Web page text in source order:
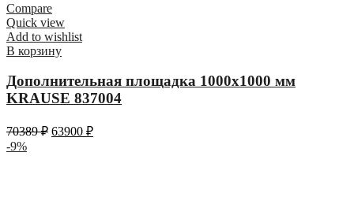
Compare
Quick view
Add to wishlist
В корзину
Дополнительная площадка 1000х1000 мм
KRAUSE 837004
70389₽ 63900 ₽
-9%